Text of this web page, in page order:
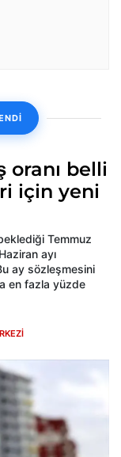
oranı belli
için yeni
Temmuz
ayı
ay sözleşmesini
en fazla yüzde